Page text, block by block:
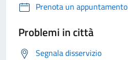
Prenota un appuntamento
Problemi in città
Segnala disservizio